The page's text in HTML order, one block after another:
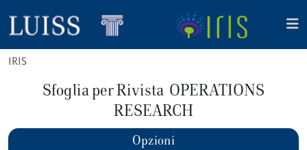
IRIS
Sfoglia per Rivista OPERATIONS
RESEARCH
Opzioni